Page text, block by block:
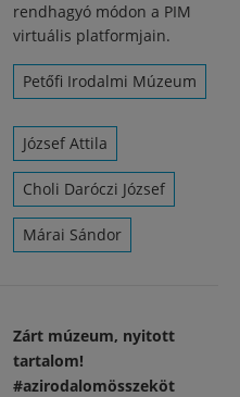
rendhagyó módon a PIM
virtuális platformjain.
Petőfi Irodalmi Múzeum
József Attila
Choli Daróczi József
Márai Sándor
Zárt múzeum, nyitott
tartalom!
#azirodalomösszeköt